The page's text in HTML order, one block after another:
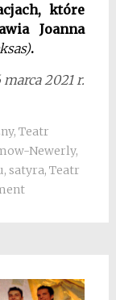
które
Joanna
.
2021 r.
, Teatr
Newerly,
, satyra, Teatr